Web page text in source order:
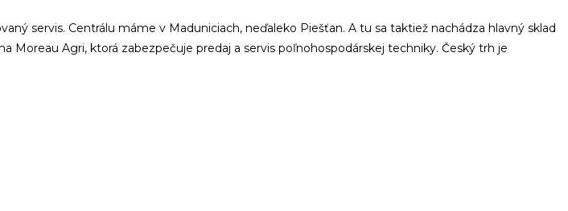
servis. Centrálu máme v Maduniciach, neďaleko Piešťan. A tu sa taktiež nachádza hlavný sklad
Agri, ktorá zabezpečuje predaj a servis poľnohospodárskej techniky. Český trh je